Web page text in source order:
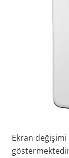
Ekran değişimi